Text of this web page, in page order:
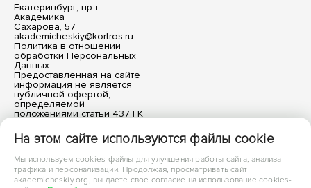
На этом сайте используются файлы cookie
Мы используем cookies-файлы для улучшения работы сайта, анализа
трафика и персонализации. Продолжая, просматривать сайт
akademicheskiy.org, вы даете свое согласие на использование cookies-
Екатеринбург, пр-т
Академика
Сахарова, 57
akademicheskiy@kortros.ru
Политика в отношении
обработки Персональных
Данных
Предоставленная на сайте
информация не является
публичной офертой,
определяемой
положениями статьи 437 ГК
материалы носят
информационный характер.